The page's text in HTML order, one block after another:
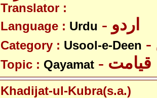
Translator :
Language : Urdu - اردو
Category : Usool-e-Deen
Topic : Qayamat - قیامت
Khadijat-ul-Kubra(s.a.)